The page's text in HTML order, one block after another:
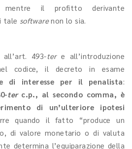
il profitto derivante
tale softwarenon lo sia.
493-tere all’introduzione
codice, il decreto in esame
di interesse per il penalista:
ter c.p., al secondo comma, è
di un’ulteriore ipotesi
quando il fatto “produce un
di valore monetario o di valuta
determina l’equiparazione della